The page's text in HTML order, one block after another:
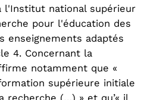
l'Institut national supérieur
pour l'éducation des
enseignements adaptés
4. Concernant la
notamment que «
supérieure initiale